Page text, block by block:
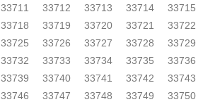
33711 33712 33713 33714
33715
33718 33719 33720 33721
33722
33725 33726 33727 33728
33729
33732 33733 33734 33735
33736
33739 33740 33741 33742
33743
33746 33747 33748 33749
33750